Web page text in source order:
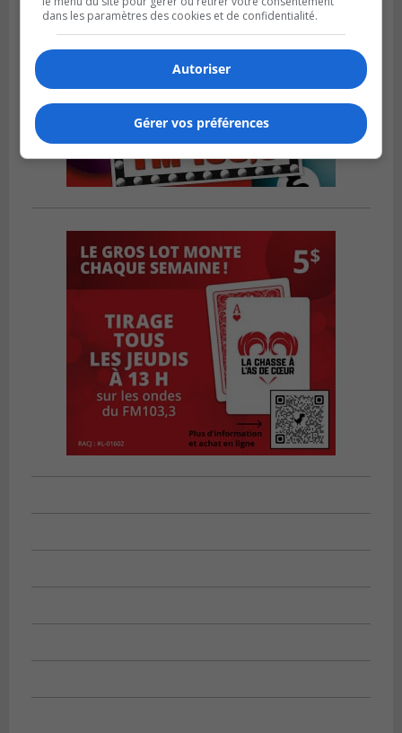
dans les paramètres des cookies et de confidentialité.
Autoriser
Gérer vos préférences